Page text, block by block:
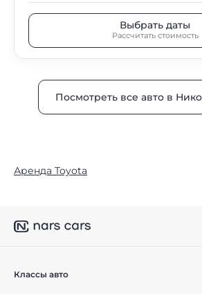
Выбрать даты
Рассчитать стоимость
Посмотреть все авто в
Аренда Toyota
Классы авто